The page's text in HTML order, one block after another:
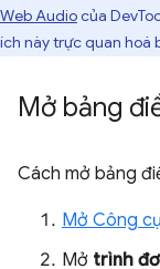
Web Audiocủa
ích này trực quan hoá
Mở bảng
Cách mở bảng
Mở Công
Mở trình